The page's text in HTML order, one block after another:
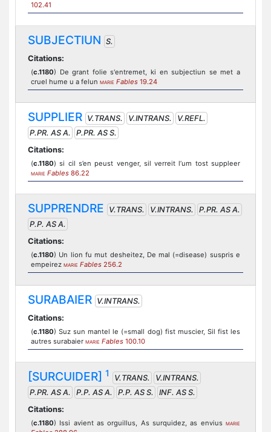
102.41
SUBJECTIUN S.
Citations:
(c.1180) De grant folie s'entremet, ki en subjectiun se met a
cruel hume u a felun MARIE Fables 19.24
SUPPLIER V.TRANS. V.INTRANS.
V.REFL.
P.PR. AS A.
P.PR. AS S.
Citations:
(c.1180) si cil s’en peust venger, sil verreit l’um tost suppleer
MARIE Fables 86.22
SUPPRENDRE V.TRANS. V.INTRANS.
P.PR. AS A.
P.P. AS A.
Citations:
(c.1180) Un lion fu mut desheitez, De mal (=disease) suspris e
empeirez MARIE Fables 256.2
SURABAIER V.INTRANS.
Citations:
(c.1180) Suz sun mantel le (=small dog) fist muscier, Sil fist les
autres surabaier MARIE Fables 100.10
[SURCUIDER] 1 V.TRANS.
V.INTRANS.
P.PR. AS A.
P.P. AS A. P.P. AS S.
INF. AS S.
Citations:
(c.1180) Issi avient as orguillus, As surquidez, as envius MARIE